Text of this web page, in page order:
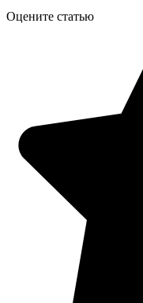
Оцените статью